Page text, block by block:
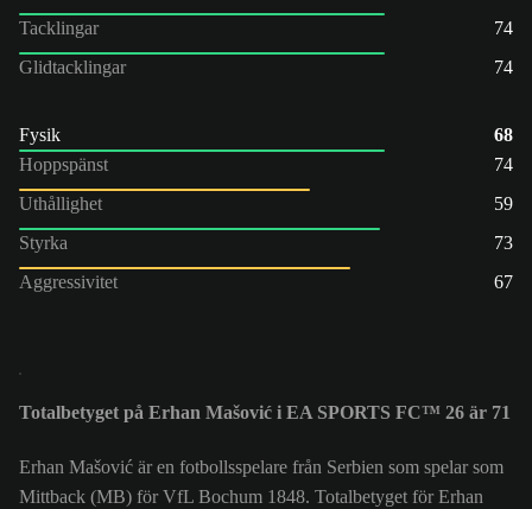
Tacklingar
74
Glidtacklingar
74
Fysik
68
Hoppspänst
74
Uthållighet
59
Styrka
73
Aggressivitet
67
Totalbetyget på Erhan Mašović i EA SPORTS FC™ 26 är 71
Erhan Mašović är en fotbollsspelare från Serbien som spelar som
Mittback (MB) för VfL Bochum 1848. Totalbetyget för Erhan